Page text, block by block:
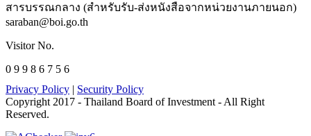
สารบรรณกลาง (สำหรับรับ-ส่งหนังสือจากหน่วยงานภายนอก)
saraban@boi.go.th
Visitor No.
0 9 9 8 6 7 5 6
Privacy Policy | Security Policy
Copyright 2017 - Thailand Board of Investment - All Right
Reserved.